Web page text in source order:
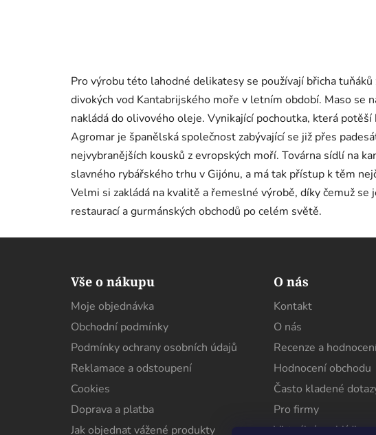
Pro výrobu této lahodné delikatesy se používají břicha
divokých vod Kantabrijského moře v letním období. Maso se
nakládá do olivového oleje. Vynikající pochoutka, která
Agromar je španělská společnost zabývající se již přes
nejvybranějších kousků z evropských moří. Továrna sídlí na
slavného rybářského trhu v Gijónu, a má tak přístup k těm
Velmi si zakládá na kvalitě a řemeslné výrobě, díky čemuž se
restaurací a gurmánských obchodů po celém světě.
Vše o nákupu
Moje objednávka
Obchodní podmínky
Podmínky ochrany osobních údajů
Reklamace a odstoupení
Cookies
Doprava a platba
Jak objednat vážené produkty
O nás
Kontakt
O nás
Recenze a
Hodnocení obchodu
Často kladené
Pro firmy
Virtuální prohlídka